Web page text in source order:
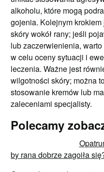
alkoholu, które mogą
gojenia. Kolejnym
skóry wokół rany; jeśli
lub zaczerwienienia,
w celu oceny sytuacji i
leczenia. Ważne jest
wilgotności skóry; można
stosowanie kremów lub
zaleceniami specjalisty.
Polecamy
by rana dobrze zagoiła